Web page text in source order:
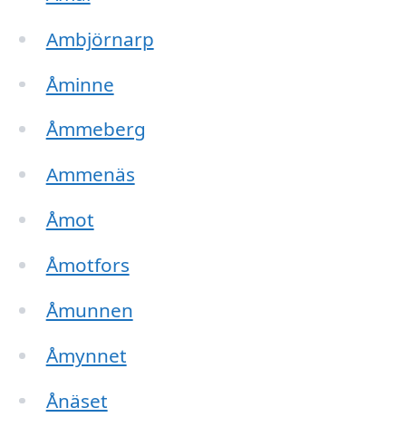
Ambjörnarp
Åminne
Åmmeberg
Ammenäs
Åmot
Åmotfors
Åmunnen
Åmynnet
Ånäset